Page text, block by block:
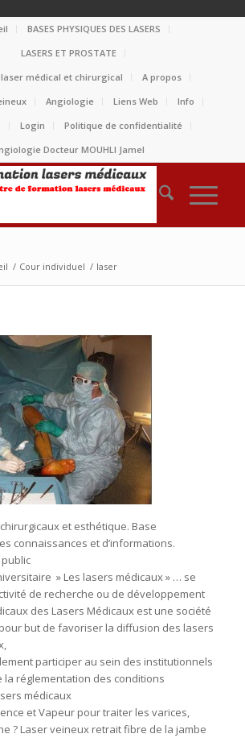
BASES PHYSIQUES DES LASERS
LASERS ET PROSTATE
laser médical et chirurgical
A propos
Angiologie Liens Web
Info
Login
Politique de confidentialité
Docteur MOUHLI Jamel
/ Cour individuel / laser
et esthétique. Base
connaissances et d’informations.
public
» Les lasers médicaux » … se
de recherche ou de développement
des Lasers Médicaux est une société
but de favoriser la diffusion des lasers
participer au sein des institutionnels
la réglementation des conditions
médicaux
et Vapeur pour traiter les varices,
? Laser veineux retrait fibre de la jambe